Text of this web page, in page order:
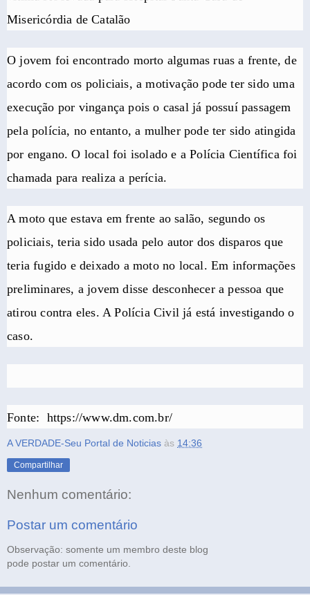
Misericórdia de Catalão
O jovem foi encontrado morto algumas ruas a frente, de
acordo com os policiais, a motivação pode ter sido uma
execução por vingança pois o casal já possuí passagem
pela polícia, no entanto, a mulher pode ter sido atingida
por engano. O local foi isolado e a Polícia Científica foi
chamada para realiza a perícia.
A moto que estava em frente ao salão, segundo os
policiais, teria sido usada pelo autor dos disparos que
teria fugido e deixado a moto no local. Em informações
preliminares, a jovem disse desconhecer a pessoa que
atirou contra eles. A Polícia Civil já está investigando o
caso.
Fonte: https://www.dm.com.br/
A VERDADE-Seu Portal de Noticias às 14:36
Compartilhar
Nenhum comentário:
Postar um comentário
Observação: somente um membro deste blog
pode postar um comentário.